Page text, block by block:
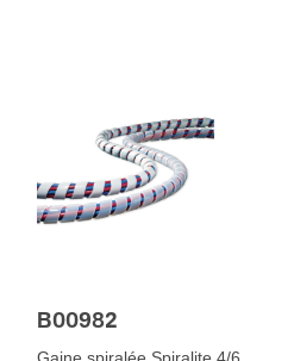
B00982